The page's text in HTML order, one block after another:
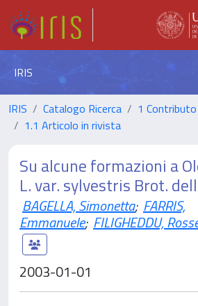
IRIS
IRIS Catalogo Ricerca
1
1.1 Articolo in rivista
Su alcune formazioni a
L. var. sylvestris Brot.
BAGELLA, Simonetta; FARRIS,
Emmanuele; FILIGHEDDU,
2003-01-01